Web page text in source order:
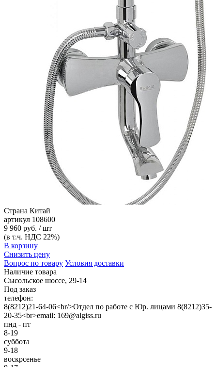
Страна Китай
артикул 108600
9 960 руб. / шт
(в т.ч. НДС 22%)
В корзину
Снизить цену
Вопрос по товару Условия доставки
Наличие товара
Сысольское шоссе, 29-14
Под заказ
телефон:
8(8212)21-64-06<br/>Отдел по работе с Юр. лицами 8(8212)35-
20-35<br>email: 169@algiss.ru
пнд - пт
8-19
суббота
9-18
воскрсенье